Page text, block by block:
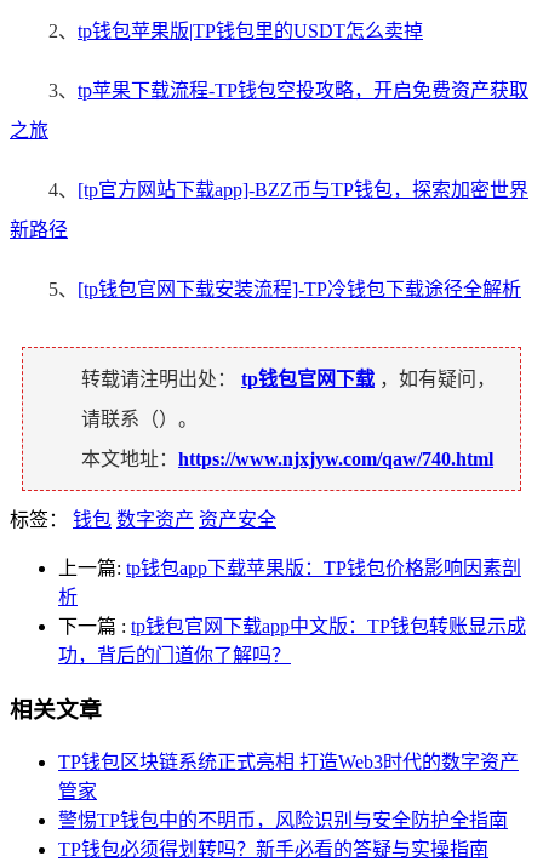
2、 tp钱包苹果版|TP钱包里的USDT怎么卖掉
3、 tp苹果下载流程-TP钱包空投攻略，开启免费资产获取
之旅
4、 [tp官方网站下载app]-BZZ币与TP钱包，探索加密世界
新路径
5、 [tp钱包官网下载安装流程]-TP冷钱包下载途径全解析
转载请注明出处： tp钱包官网下载 ，如有疑问，
请联系（）。
本文地址： https://www.njxjyw.com/qaw/740.html
标签： 钱包 数字资产 资产安全
上一篇: tp钱包app下载苹果版：TP钱包价格影响因素剖
析
下一篇 : tp钱包官网下载app中文版：TP钱包转账显示成
功，背后的门道你了解吗？
相关文章
TP钱包区块链系统正式亮相 打造Web3时代的数字资产
管家
警惕TP钱包中的不明币，风险识别与安全防护全指南
TP钱包必须得划转吗？新手必看的答疑与实操指南